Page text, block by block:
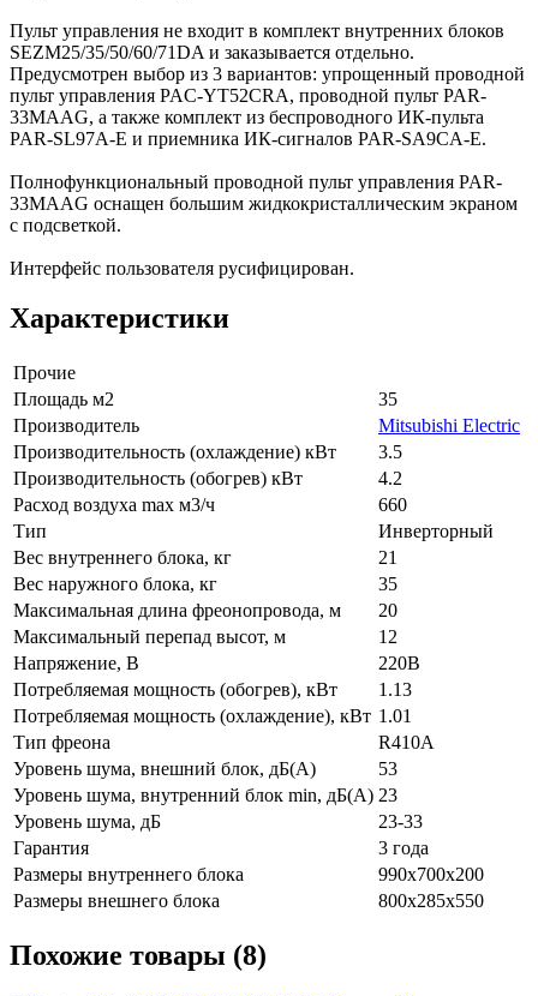
Пульт управления не входит в комплект внутренних блоков
SEZM25/35/50/60/71DA и заказывается отдельно.
Предусмотрен выбор из 3 вариантов: упрощенный проводной
пульт управления PAC-YT52CRA, проводной пульт PAR-
33MAAG, а также комплект из беспроводного ИК-пульта
PAR-SL97A-E и приемника ИК-сигналов PAR-SA9CA-E.
Полнофункциональный проводной пульт управления PAR-
33MAAG оснащен большим жидкокристаллическим экраном
с подсветкой.
Интерфейс пользователя русифицирован.
Характеристики
Прочие
Площадь м2
35
Производитель
Mitsubishi Electric
Производительность (охлаждение) кВт
3.5
Производительность (обогрев) кВт
4.2
Расход воздуха max м3/ч
660
Тип
Инверторный
Вес внутреннего блока, кг
21
Вес наружного блока, кг
35
Максимальная длина фреонопровода, м
20
Максимальный перепад высот, м
12
Напряжение, В
220В
Потребляемая мощность (обогрев), кВт
1.13
Потребляемая мощность (охлаждение), кВт 1.01
Тип фреона
R410A
Уровень шума, внешний блок, дБ(А)
53
Уровень шума, внутренний блок min, дБ(А) 23
Уровень шума, дБ
23-33
Гарантия
3 года
Размеры внутреннего блока
990х700х200
Размеры внешнего блока
800х285х550
Похожие товары (8)